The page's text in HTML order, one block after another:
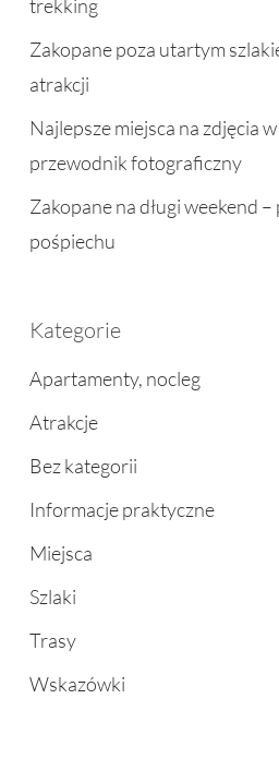
trekking
Zakopane poza utartym
atrakcji
Najlepsze miejsca na zdjęcia
przewodnik fotograficzny
Zakopane na długi weekend
pośpiechu
Kategorie
Apartamenty, nocleg
Atrakcje
Bez kategorii
Informacje praktyczne
Miejsca
Szlaki
Trasy
Wskazówki